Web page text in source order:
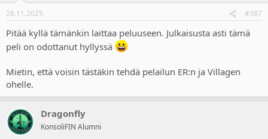
28.11.2025 #387
Pitää kyllä tämänkin laittaa peluuseen. Julkaisusta asti tämä
peli on odottanut hyllyssä
Mietin, että voisin tästäkin tehdä pelailun ER:n ja Villagen
ohelle.
Dragonfly
KonsoliFIN Alumni